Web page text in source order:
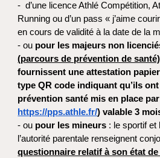
- d’une licence Athlé Compétition,
Running ou d’un pass « j’aime
en cours de validité à la date de la
- ou pour les majeurs non
(parcours de prévention de santé)
fournissent une attestation
type QR code indiquant qu’ils
prévention santé mis en place
https://pps.athle.fr/) valable 3
- ou pour les mineurs : le sportif et
l’autorité parentale renseignent
questionnaire relatif à son état de